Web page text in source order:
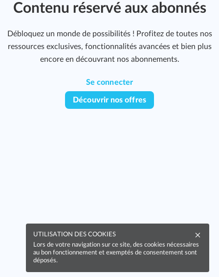
Contenu réservé aux abonnés
Débloquez un monde de possibilités ! Profitez de toutes nos
ressources exclusives, fonctionnalités avancées et bien plus
encore en découvrant nos abonnements.
Se connecter
Découvrir nos offres
UTILISATION DES COOKIES
Lors de votre navigation sur ce site, des cookies nécessaires
au bon fonctionnement et exemptés de consentement sont
déposés.